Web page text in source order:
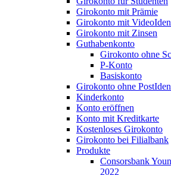
Girokonto mit Prämie
Girokonto mit
Girokonto mit Zinsen
Guthabenkonto
Girokonto ohne
P-Konto
Basiskonto
Girokonto ohne
Kinderkonto
Konto eröffnen
Konto mit Kreditkarte
Kostenloses Girokonto
Girokonto bei Filialbank
Produkte
Consorsbank
2022